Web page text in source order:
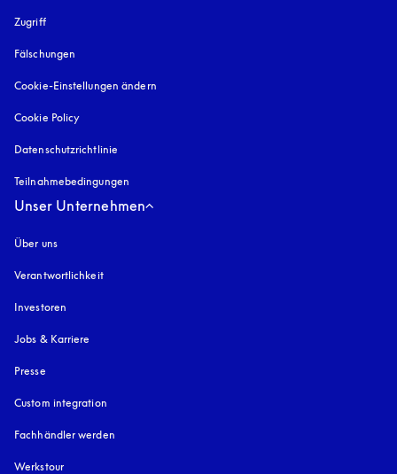
Zugrifföffnet sich in einem neuen Tab
Fälschungen
Cookie-Einstellungen ändern
Cookie Policy
Datenschutzrichtlinie
Teilnahmebedingungen
Unser Unternehmen
Über uns
Verantwortlichkeit
Investoren
Jobs & Karriere
Presse
Custom integration
Fachhändler werden
Werkstour